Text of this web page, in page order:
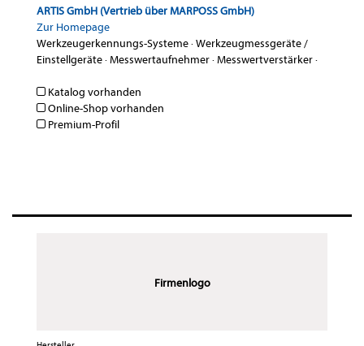
ARTIS GmbH (Vertrieb über MARPOSS GmbH)
Zur Homepage
Werkzeugerkennungs-Systeme·Werkzeugmessgeräte /
Einstellgeräte·Messwertaufnehmer·Messwertverstärker·
Katalog vorhanden
Online-Shop vorhanden
Premium-Profil
Firmenlogo